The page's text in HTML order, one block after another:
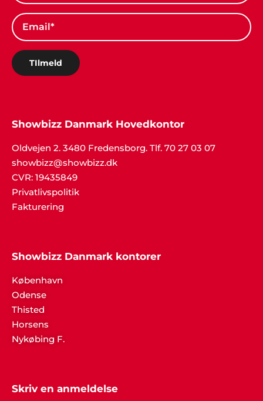
TIlmeld
Showbizz Danmark Hovedkontor
Oldvejen 2. 3480 Fredensborg. Tlf. 70 27 03 07
showbizz@showbizz.dk
CVR: 19435849
Privatlivspolitik
Fakturering
Showbizz Danmark kontorer
København
Odense
Thisted
Horsens
Nykøbing F.
Skriv en anmeldelse